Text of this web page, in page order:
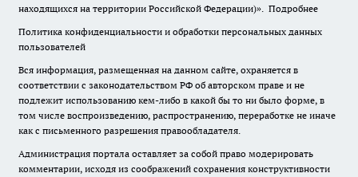
находящихся на территории Российской Федерации)». Подробнее
Политика конфиденциальности и обработки персональных данных
пользователей
Вся информация, размещенная на данном сайте, охраняется в
соответствии с законодательством РФ об авторском праве и не
подлежит использованию кем-либо в какой бы то ни было форме, в
том числе воспроизведению, распространению, переработке не иначе
как с письменного разрешения правообладателя.
Администрация портала оставляет за собой право модерировать
комментарии, исходя из соображений сохранения конструктивности